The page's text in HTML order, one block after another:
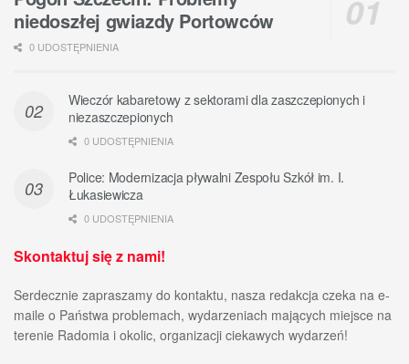
niedoszłej gwiazdy Portowców
0 UDOSTĘPNIENIA
Wieczór kabaretowy z sektorami dla zaszczepionych i
niezaszczepionych
0 UDOSTĘPNIENIA
Police: Modernizacja pływalni Zespołu Szkół im. I.
Łukasiewicza
0 UDOSTĘPNIENIA
Skontaktuj się z nami!
Serdecznie zapraszamy do kontaktu, nasza redakcja czeka na e-
maile o Państwa problemach, wydarzeniach mających miejsce na
terenie Radomia i okolic, organizacji ciekawych wydarzeń!